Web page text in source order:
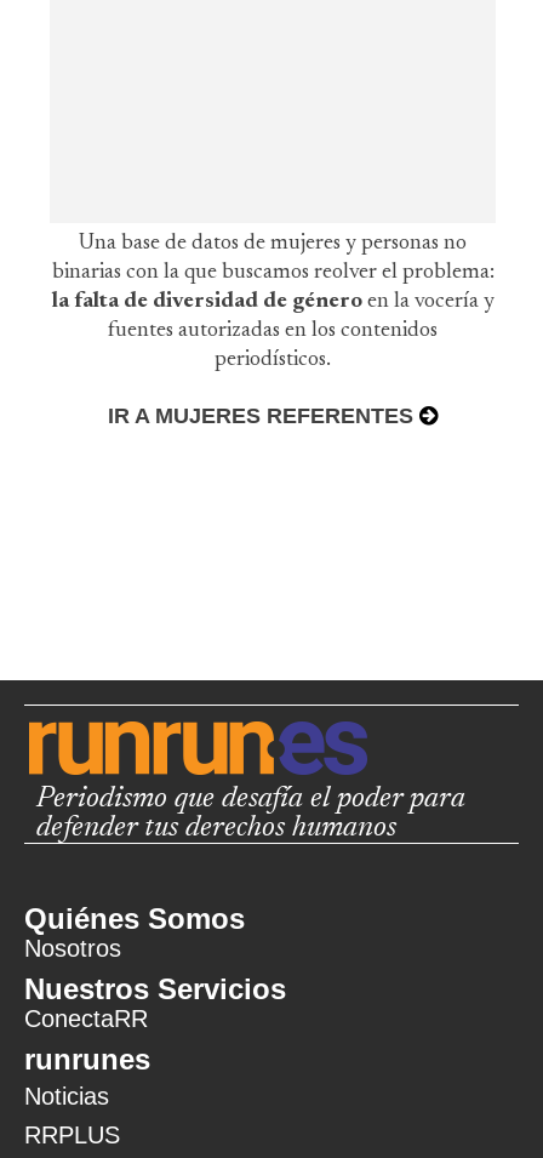
Una base de datos de mujeres y personas no
binarias con la que buscamos reolver el problema:
la falta de diversidad de género en la vocería y
fuentes autorizadas en los contenidos
periodísticos.
IR A MUJERES REFERENTES
Periodismo que desafía el poder para
defender tus derechos humanos
Quiénes Somos
Nosotros
Nuestros Servicios
ConectaRR
runrunes
Noticias
RRPLUS